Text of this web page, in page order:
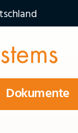
Dokumente